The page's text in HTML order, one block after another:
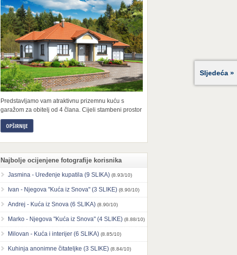
Sljedeća »
Predstavljamo vam atraktivnu prizemnu kuću s
garažom za obitelj od 4 člana. Cijeli stambeni prostor
OPŠIRNIJE
Najbolje ocijenjene fotografije korisnika
Jasmina - Uređenje kupatila (9 SLIKA) (8.93/10)
Ivan - Njegova "Kuća iz Snova" (3 SLIKE) (8.90/10)
Andrej - Kuća iz Snova (6 SLIKA) (8.90/10)
Marko - Njegova "Kuća iz Snova" (4 SLIKE) (8.88/10)
Milovan - Kuća i interijer (6 SLIKA) (8.85/10)
Kuhinja anonimne čitateljke (3 SLIKE) (8.84/10)